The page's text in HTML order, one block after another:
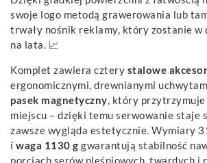
swoje logo metodą grawerowania lub
trwały nośnik reklamy, który zostanie w
na lata. 📈
Komplet zawiera cztery stalowe
ergonomicznymi, drewnianymi
pasek magnetyczny, który przytrzymuje
miejscu – dzięki temu serwowanie staje
zawsze wygląda estetycznie. Wymiary
i waga 1130 g gwarantują stabilność
porcjach serów pleśniowych, twardych i